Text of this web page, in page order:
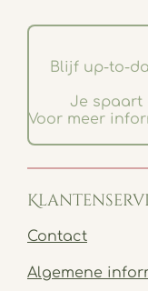
Blijf up-to-
Je spaart
Voor meer
Contact
Algemene